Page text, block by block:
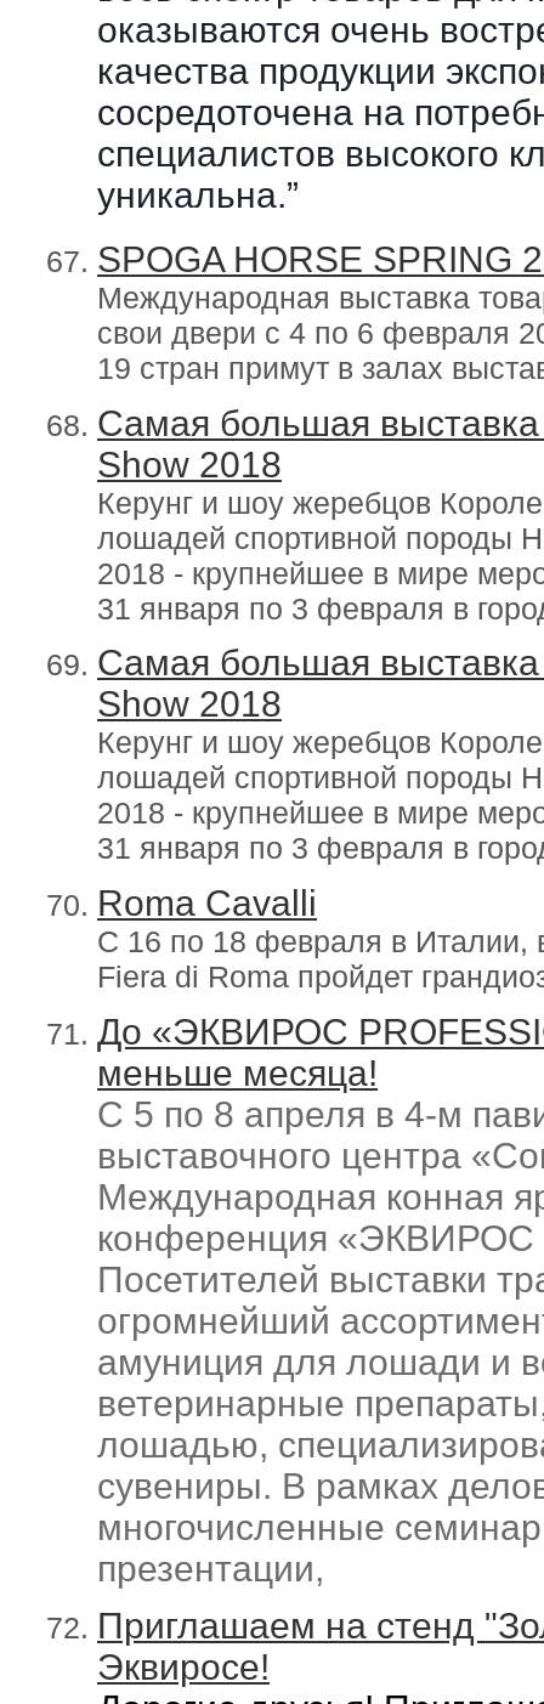
оказываются очень
качества продукции
сосредоточена на
специалистов высокого
уникальна.”
SPOGA HORSE SPRING
Международная выставка
свои двери с 4 по 6 февраля
19 стран примут в залах
Самая большая
Show 2018
Керунг и шоу жеребцов
лошадей спортивной породы
2018 - крупнейшее в мире
31 января по 3 февраля в
Самая большая
Show 2018
Керунг и шоу жеребцов
лошадей спортивной породы
2018 - крупнейшее в мире
31 января по 3 февраля в
Roma Cavalli
С 16 по 18 февраля в Италии,
Fiera di Roma пройдет
До «ЭКВИРОС
меньше месяца!
С 5 по 8 апреля в 4-м
выставочного центра
Международная конная
конференция «ЭКВИРОС
Посетителей выставки
огромнейший
амуниция для лошади и
ветеринарные
лошадью,
сувениры. В рамках
многочисленные
презентации,
Приглашаем на стенд
Эквиросе!